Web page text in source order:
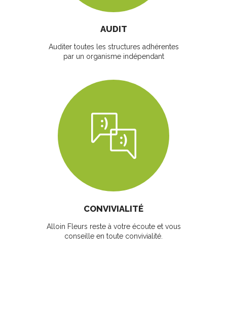
AUDIT
Auditer toutes les structures adhérentes
par un organisme indépendant
CONVIVIALITÉ
Alloin Fleurs reste à votre écoute et vous
conseille en toute convivialité.